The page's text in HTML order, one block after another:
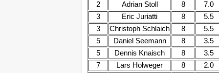
2
Adrian Stoll 8
7.0
3
Eric Juriatti 8
5.5
3
Christoph Schlaich 8
5.5
5
Daniel Seemann 8
3.5
5
Dennis Knaisch 8
3.5
7
Lars Holweger 8
2.0